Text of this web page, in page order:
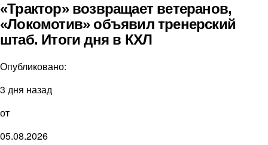
«Трактор» возвращает ветеранов,
«Локомотив» объявил тренерский
штаб. Итоги дня в КХЛ
Опубликовано:
3 дня назад
от
05.08.2026